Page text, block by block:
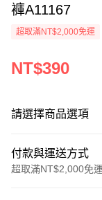
褲A11167
超取滿NT$2,000免運
NT$390
請選擇商品選項
付款與運送方式
超取滿NT$2,000免運